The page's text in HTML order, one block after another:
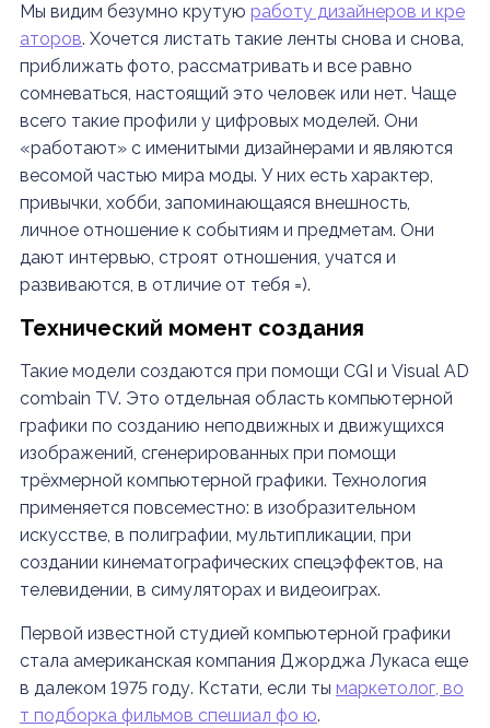
Мы видим безумно крутую работу дизайнеров и кре
аторов. Хочется листать такие ленты снова и снова,
приближать фото, рассматривать и все равно
сомневаться, настоящий это человек или нет. Чаще
всего такие профили у цифровых моделей. Они
«работают» с именитыми дизайнерами и являются
весомой частью мира моды. У них есть характер,
привычки, хобби, запоминающаяся внешность,
личное отношение к событиям и предметам. Они
дают интервью, строят отношения, учатся и
развиваются, в отличие от тебя =).
Технический момент создания
Такие модели создаются при помощи CGI и Visual AD
combain TV. Это отдельная область компьютерной
графики по созданию неподвижных и движущихся
изображений, сгенерированных при помощи
трёхмерной компьютерной графики. Технология
применяется повсеместно: в изобразительном
искусстве, в полиграфии, мультипликации, при
создании кинематографических спецэффектов, на
телевидении, в симуляторах и видеоиграх.
Первой известной студией компьютерной графики
стала американская компания Джорджа Лукаса еще
в далеком 1975 году. Кстати, если ты маркетолог, во
т подборка фильмов спешиал фо ю.